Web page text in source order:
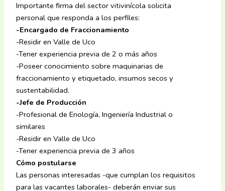
Importante firma del sector vitivinícola solicita
personal que responda a los perfiles:
-Encargado de Fraccionamiento
-Residir en Valle de Uco
-Tener experiencia previa de 2 o más años
-Poseer conocimiento sobre maquinarias de
fraccionamiento y etiquetado, insumos secos y
sustentabilidad.
-Jefe de Producción
-Profesional de Enología, Ingeniería Industrial o
similares
-Residir en Valle de Uco
-Tener experiencia previa de 3 años
Cómo postularse
Las personas interesadas -que cumplan los requisitos
para las vacantes laborales- deberán enviar sus